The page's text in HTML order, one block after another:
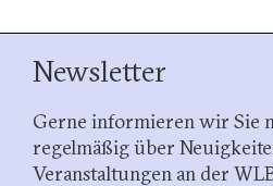
Newsletter
Gerne informieren wir Sie
regelmäßig über
Veranstaltungen an der